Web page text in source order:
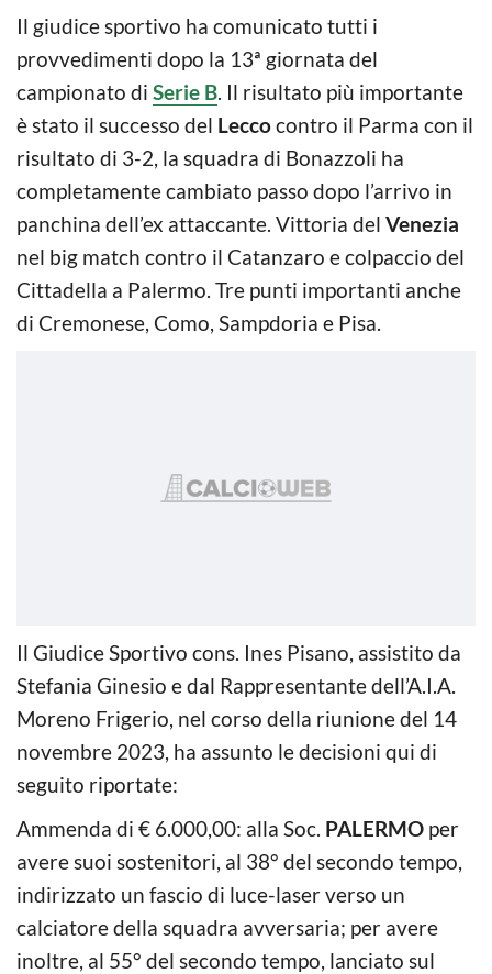
Il giudice sportivo ha comunicato tutti i
provvedimenti dopo la 13ª giornata del
campionato di Serie B. Il risultato più importante
è stato il successo del Leccocontro il Parma con il
risultato di 3-2, la squadra di Bonazzoli ha
completamente cambiato passo dopo l’arrivo in
panchina dell’ex attaccante. Vittoria del Venezia
nel big match contro il Catanzaro e colpaccio del
Cittadella a Palermo. Tre punti importanti anche
di Cremonese, Como, Sampdoria e Pisa.
Il Giudice Sportivo cons. Ines Pisano, assistito da
Stefania Ginesio e dal Rappresentante dell’A.I.A.
Moreno Frigerio, nel corso della riunione del 14
novembre 2023, ha assunto le decisioni qui di
seguito riportate:
Ammenda di € 6.000,00: alla Soc. PALERMO per
avere suoi sostenitori, al 38° del secondo tempo,
indirizzato un fascio di luce-laser verso un
calciatore della squadra avversaria; per avere
inoltre, al 55° del secondo tempo, lanciato sul